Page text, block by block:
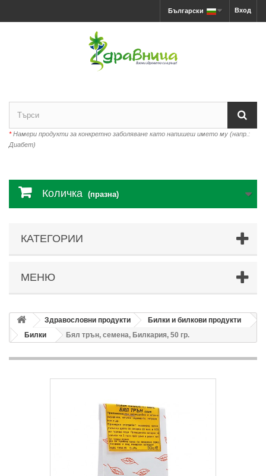
Вход
Български
*Намери продукти за конкретно заболяване като напишеш името му (напр.:
Диабет)
Количка (празна)
КАТЕГОРИИ
МЕНЮ
Здравословни продукти
Билки и билкови продукти
Билки
Бял трън, семена, Билкария, 50 гр.